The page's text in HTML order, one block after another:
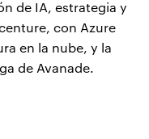
de IA, estrategia y
con Azure
en la nube, y la
de Avanade.